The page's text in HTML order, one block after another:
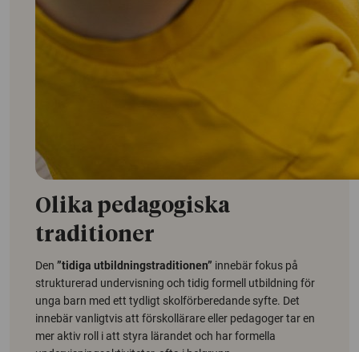
Olika pedagogiska
traditioner
Den ”tidiga utbildningstraditionen” innebär fokus på
strukturerad undervisning och tidig formell utbildning för
unga barn med ett tydligt skolförberedande syfte. Det
innebär vanligtvis att förskollärare eller pedagoger tar en
mer aktiv roll i att styra lärandet och har formella